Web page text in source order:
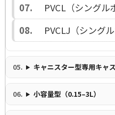
PVCL（シングル
PVCLJ（シングル
キャニスター型専用キャ
小容量型（0.15–3L）